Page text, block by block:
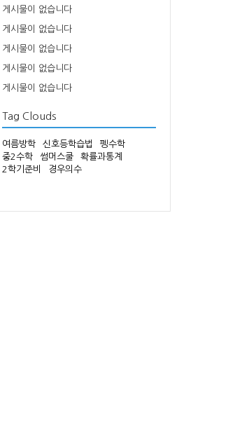
게시물이 없습니다
게시물이 없습니다
게시물이 없습니다
게시물이 없습니다
게시물이 없습니다
Tag Clouds
여름방학 신호등학습법
펭수학
중2수학
썸머스쿨
확률과통계
2학기준비
경우의수